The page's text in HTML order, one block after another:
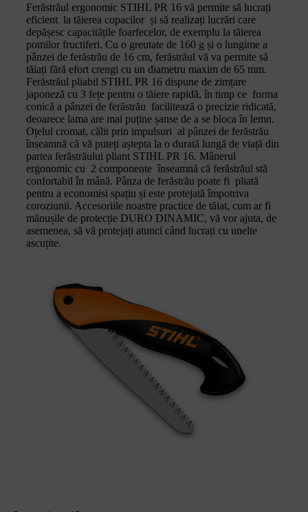
Ferăstrăul ergonomic STIHL PR 16 vă permite să lucrați
eficient la tăierea copacilor și să realizați lucrări care
depășesc capacitățile foarfecelor, de exemplu la tăierea
pomilor fructiferi. Cu o greutate de 160 g și o lungime a
pânzei de ferăstrău de 16 cm, ferăstrăul vă va permite să
tăiați fără efort crengi cu un diametru maxim de 65 mm.
Ferăstrăul pliabil STIHL PR 16 dispune de zimțare
japoneză cu 3 fețe pentru o tăiere rapidă, în timp ce forma
conică a pânzei de ferăstrău facilitează o precizie ridicată,
deoarece lama are mai puține șanse de a se bloca în lemn.
Oțelul cromat, călit prin impulsuri al pânzei de ferăstrău
înseamnă că vă puteți aștepta la o durată lungă de viață din
partea ferăstrăului pliant STIHL PR 16. Mânerul
ergonomic cu 2 componente înseamnă că ferăstrăul stă
confortabil în mână. Pânza de ferăstrău poate fi pliată
pentru a economisi spațiu și este protejată împotriva
coroziunii. Accesoriile noastre practice de tăiat, cum ar fi
mănușile de protecție DURO DINAMIC, vă vor ajuta, de
asemenea, să vă protejați atunci când lucrați cu unelte
ascuțite.